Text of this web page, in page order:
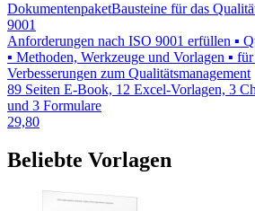
DokumentenpaketBausteine für das
9001
Anforderungen nach ISO 9001 erfüllen ▪
▪ Methoden, Werkzeuge und Vorlagen ▪
Verbesserungen zum Qualitätsmanagement
89 Seiten E-Book, 12 Excel-Vorlagen, 3
und 3 Formulare
29,80
Beliebte Vorlagen